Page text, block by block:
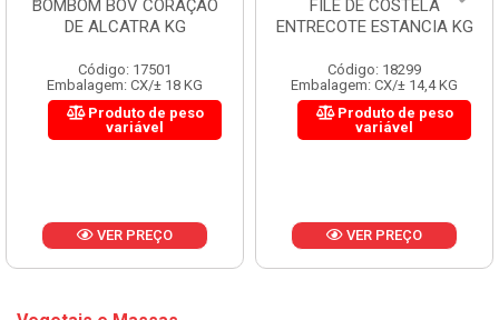
BOMBOM BOV CORAÇÃO
DE ALCATRA KG
Código: 17501
Embalagem: CX/± 18 KG
Produto de peso
variável
VER PREÇO
FILE DE COSTELA
ENTRECOTE ESTANCIA KG
Código: 18299
Embalagem: CX/± 14,4 KG
Produto de peso
variável
VER PREÇO